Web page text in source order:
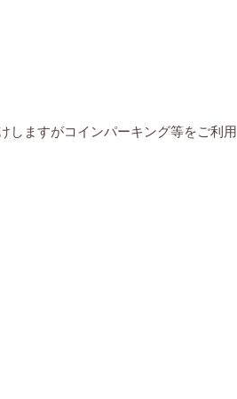
しますがコインパーキング等をご利用